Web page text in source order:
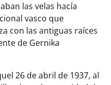
las velas hacía
vasco que
con las antiguas raíces
de Gernika
26 de abril de 1937, al